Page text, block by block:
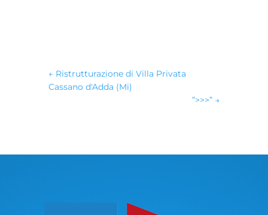
← Ristrutturazione di Villa Privata
Cassano d'Adda (Mi)
”>>>” →